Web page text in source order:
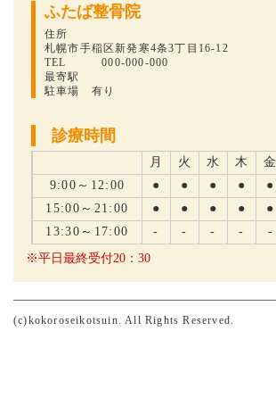
ふたば整骨院
住所
札幌市手稲区新発寒4条3丁目16-12
TEL 000-000-000
最寄駅
駐車場 有り
診療時間
月 火 水 木 金
9:00～12:00
● ● ● ● ●
15:00～21:00
● ● ● ● ●
13:30～17:00
- - - - -
※平日最終受付20：30
(c)kokoroseikotsuin. All Rights Reserved.